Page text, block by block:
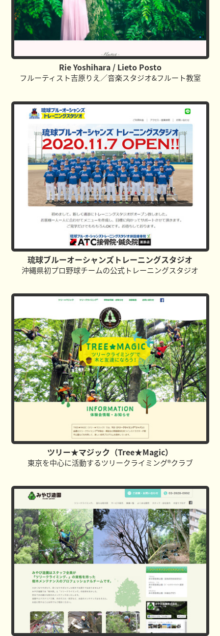
Rie Yoshihara / Lieto Posto
フルーティスト吉原りえ／音楽スタジオ&フルート教室
琉球ブルーオーシャンズトレーニングスタジオ
沖縄県初プロ野球チームの公式トレーニングスタジオ
ツリー★マジック（Tree★Magic）
東京を中心に活動するツリークライミング®クラブ